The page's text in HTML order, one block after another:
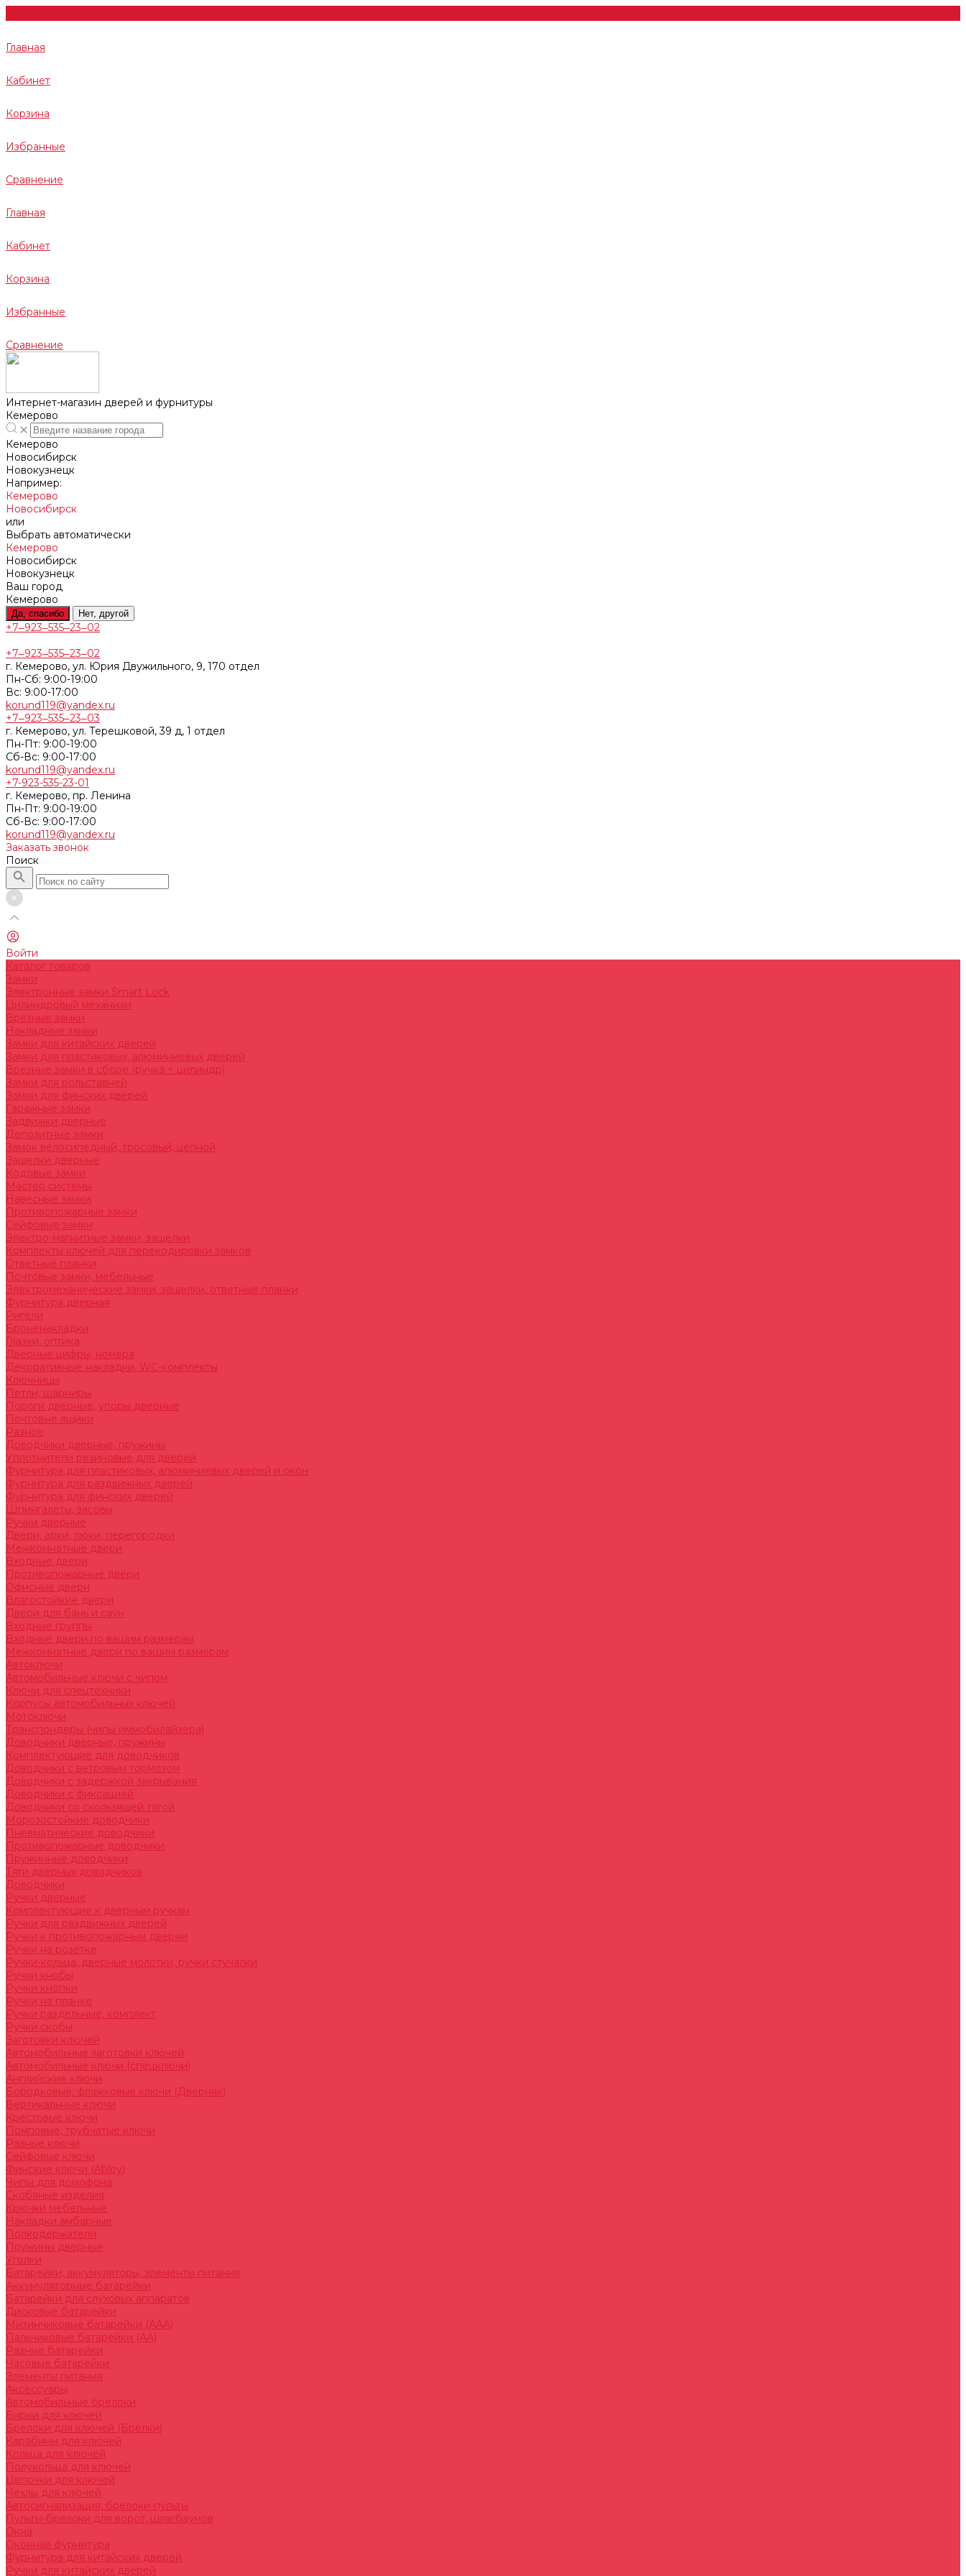
Главная
Кабинет
Корзина
Избранные
Сравнение
Главная
Кабинет
Корзина
Избранные
Сравнение
Интернет-магазин дверей и фурнитуры
Кемерово
Кемерово
Новосибирск
Новокузнецк
Например:
Кемерово
Новосибирск
или
Выбрать автоматически
Кемерово
Новосибирск
Новокузнецк
Ваш город
Кемерово
Да, спасибо Нет, другой
+7‒923‒535‒23‒02
+7‒923‒535‒23‒02
г. Кемерово, ул. Юрия Двужильного, 9, 170 отдел
Пн-Сб: 9:00-19:00
Вс: 9:00-17:00
korund119@yandex.ru
+7‒923‒535‒23‒03
г. Кемерово, ул. Терешковой, 39 д, 1 отдел
Пн-Пт: 9:00-19:00
Cб-Вс: 9:00-17:00
korund119@yandex.ru
+7-923-535-23-01
г. Кемерово, пр. Ленина
Пн-Пт: 9:00-19:00
Cб-Вс: 9:00-17:00
korund119@yandex.ru
Заказать звонок
Поиск
Войти
Каталог товаров
Замки
Электронные замки Smart Lock
Цилиндровый механизм
Врезные замки
Накладные замки
Замки для китайских дверей
Замки для пластиковых, алюминиевых дверей
Врезные замки в сборе (ручка + цилиндр)
Замки для рольставней
Замки для финских дверей
Гаражные замки
Задвижки дверные
Депозитные замки
Замок велосипедный, тросовый, цепной
Защелки дверные
Кодовые замки
Мастер системы
Навесные замки
Противопожарные замки
Сейфовые замки
Электро-магнитные замки, защелки
Комплекты ключей для перекодировки замков
Ответные планки
Почтовые замки, мебельные
Электромеханические замки, защелки, ответные планки
Фурнитура дверная
Ригели
Броненакладки
Глазки, оптика
Дверные цифры, номера
Декоративные накладки, WC-комплекты
Ключницы
Петли, шарниры
Пороги дверные, упоры дверные
Почтовые ящики
Разное
Доводчики дверные, пружины
Уплотнители резиновые для дверей
Фурнитура для пластиковых, алюминиевых дверей и окон
Фурнитура для раздвижных дверей
Фурнитура для финских дверей
Шпингалеты, засовы
Ручки дверные
Двери, арки, люки, перегородки
Межкомнатные двери
Входные двери
Противопожарные двери
Офисные двери
Влагостойкие двери
Двери для бань и саун
Входные группы
Входные двери по вашим размерам
Межкомнатные двери по вашим размерам
Автоключи
Автомобильные ключи с чипом
Ключи для спецтехники
Корпусы автомобильных ключей
Мотоключи
Транспондеры (чипы иммобилайзера)
Доводчики дверные, пружины
Комплектующие для доводчиков
Доводчики с ветровым тормозом
Доводчики с задержкой закрывания
Доводчики с фиксацией
Доводчики со скользящей тягой
Морозостойкие доводчики
Пневматические доводчики
Противопожарные доводчики
Пружинные доводчики
Тяги дверных доводчиков
Доводчики
Ручки дверные
Комплектующие к дверным ручкам
Ручки для раздвижных дверей
Ручки к противопожарным дверям
Ручки на розетке
Ручки-кольца, дверные молотки, ручки стучалки
Ручки кнобы
Ручки кнопки
Ручки на планке
Ручки раздельные, комплект
Ручки скобы
Заготовки ключей
Автомобильные заготовки ключей
Автомобильные ключи (спецключи)
Английские ключи
Бородковые, флажковые ключи (Дверняк)
Вертикальные ключи
Крестовые ключи
Помповые, трубчатые ключи
Разные ключи
Сейфовые ключи
Финские ключи (Abloy)
Чипы для домофона
Скобяные изделия
Крючки мебельные
Накладки амбарные
Полкодержатели
Пружины дверные
Уголки
Батарейки, аккумуляторы, элементы питания
Аккумуляторные батарейки
Батарейки для слуховых аппаратов
Дисковые батарейки
Мизинчиковые батарейки (AAA)
Пальчиковые батарейки (AA)
Разные батарейки
Часовые батарейки
Элементы питания
Аксессуары
Автомобильные брелоки
Бирки для ключей
Брелоки для ключей (Брелки)
Карабины для ключей
Кольца для ключей
Полукольца для ключей
Цепочки для ключей
Чехлы для ключей
Автосигнализация, брелоки-пульты
Пульты-брелоки для ворот, шлагбаумов
Окна
Оконная фурнитура
Фурнитура для китайских дверей
Ручки для китайских дверей